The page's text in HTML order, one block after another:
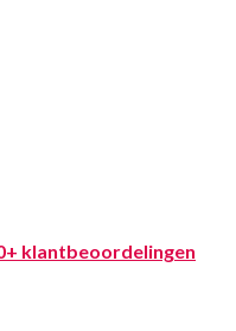
klantbeoordelingen